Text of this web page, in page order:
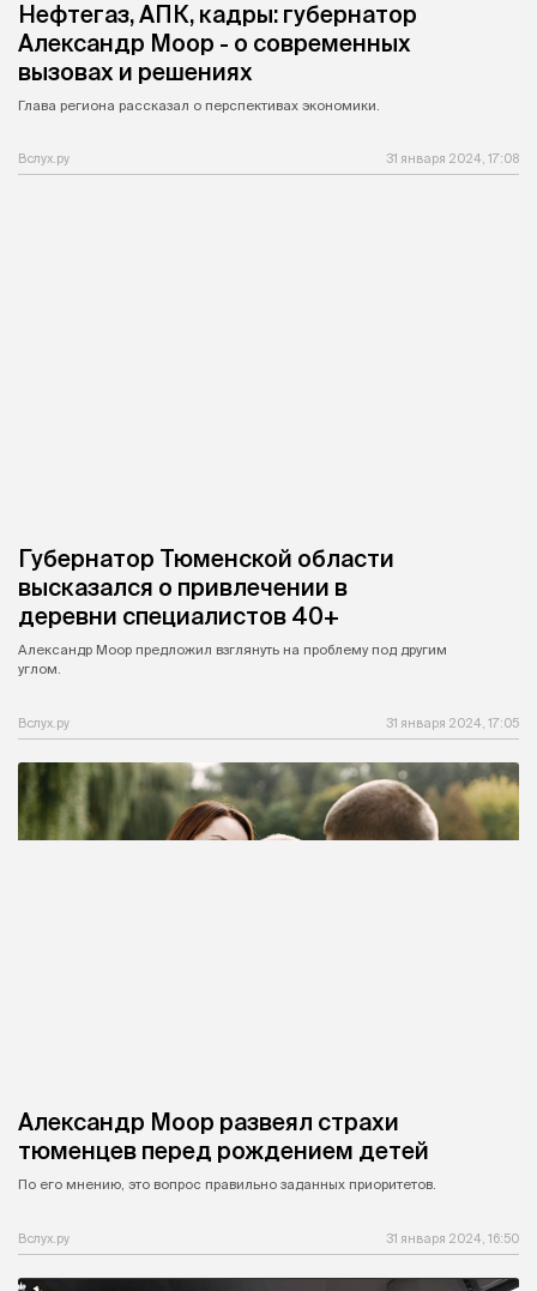
Нефтегаз, АПК, кадры: губернатор
Александр Моор - о современных
вызовах и решениях
Глава региона рассказал о перспективах экономики.
Вслух.ру 31 января 2024, 17:08
Губернатор Тюменской области
высказался о привлечении в
деревни специалистов 40+
Александр Моор предложил взглянуть на проблему под другим
углом.
Вслух.ру 31 января 2024, 17:05
Александр Моор развеял страхи
тюменцев перед рождением детей
По его мнению, это вопрос правильно заданных приоритетов.
Вслух.ру 31 января 2024, 16:50